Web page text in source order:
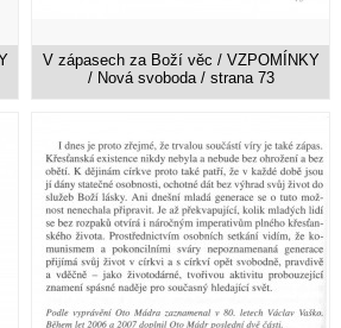
V zápasech za Boží věc / VZPOMÍNKY
/ Nová svoboda / strana 73